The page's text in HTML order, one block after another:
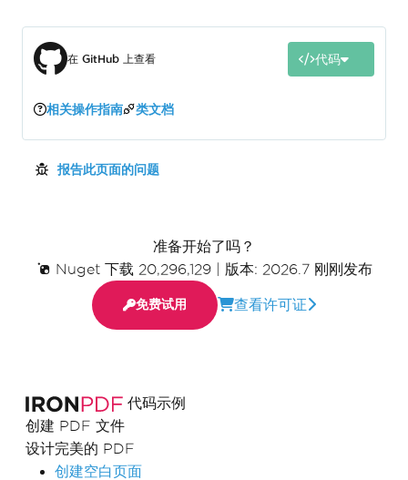
代码示例
创建 PDF 文件
设计完美的 PDF
创建空白页面
在 GitHub 上查看 代码
相关操作指南 类文档
报告此页面的问题
准备开始了吗？
Nuget 下载 20,296,129| 版本: 2026.7 刚刚发布
免费试用 查看许可证